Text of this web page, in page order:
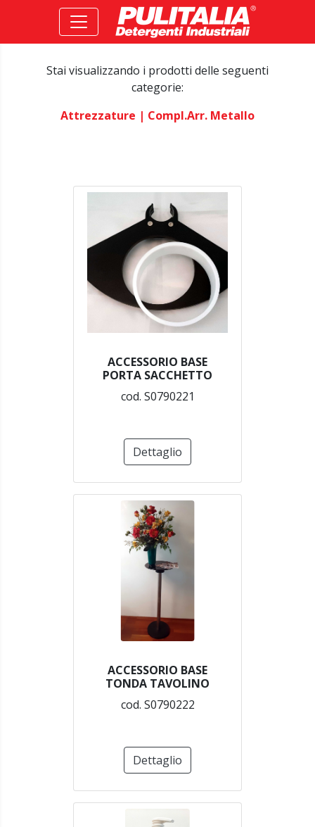
Stai visualizzando i prodotti delle seguenti
categorie:
Attrezzature | Compl.arr. Metallo
ACCESSORIO BASE
PORTA SACCHETTO
cod. S0790221
Dettaglio
ACCESSORIO BASE
TONDA TAVOLINO
cod. S0790222
Dettaglio